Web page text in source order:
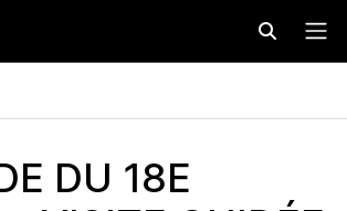
DU 18E